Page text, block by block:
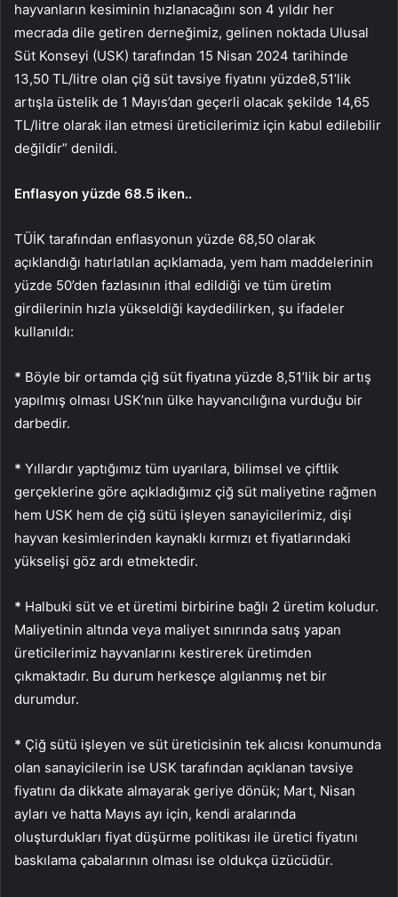
hayvanların kesiminin hızlanacağını son 4 yıldır her
mecrada dile getiren derneğimiz, gelinen noktada Ulusal
Süt Konseyi (USK) tarafından 15 Nisan 2024 tarihinde
13,50 TL/litre olan çiğ süt tavsiye fiyatını yüzde8,51’lik
artışla üstelik de 1 Mayıs’dan geçerli olacak şekilde 14,65
TL/litre olarak ilan etmesi üreticilerimiz için kabul edilebilir
değildir” denildi.
Enflasyon yüzde 68.5 iken..
TÜİK tarafından enflasyonun yüzde 68,50 olarak
açıklandığı hatırlatılan açıklamada, yem ham maddelerinin
yüzde 50’den fazlasının ithal edildiği ve tüm üretim
girdilerinin hızla yükseldiği kaydedilirken, şu ifadeler
kullanıldı:
* Böyle bir ortamda çiğ süt fiyatına yüzde 8,51’lik bir artış
yapılmış olması USK’nın ülke hayvancılığına vurduğu bir
darbedir.
* Yıllardır yaptığımız tüm uyarılara, bilimsel ve çiftlik
gerçeklerine göre açıkladığımız çiğ süt maliyetine rağmen
hem USK hem de çiğ sütü işleyen sanayicilerimiz, dişi
hayvan kesimlerinden kaynaklı kırmızı et fiyatlarındaki
yükselişi göz ardı etmektedir.
* Halbuki süt ve et üretimi birbirine bağlı 2 üretim koludur.
Maliyetinin altında veya maliyet sınırında satış yapan
üreticilerimiz hayvanlarını kestirerek üretimden
çıkmaktadır. Bu durum herkesçe algılanmış net bir
durumdur.
* Çiğ sütü işleyen ve süt üreticisinin tek alıcısı konumunda
olan sanayicilerin ise USK tarafından açıklanan tavsiye
fiyatını da dikkate almayarak geriye dönük; Mart, Nisan
ayları ve hatta Mayıs ayı için, kendi aralarında
oluşturdukları fiyat düşürme politikası ile üretici fiyatını
baskılama çabalarının olması ise oldukça üzücüdür.